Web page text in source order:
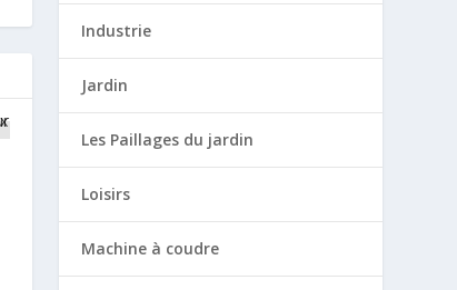
Industrie
Jardin
Les Paillages du jardin
Loisirs
Machine à coudre